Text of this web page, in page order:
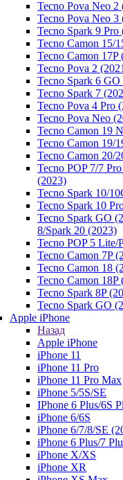
Tecno Pova Neo 2
Tecno Pova Neo 3
Tecno Spark 9 Pro
Tecno Camon 15/
Tecno Camon 17P
Tecno Pova 2
Tecno Spark 6 GO
Tecno Spark 7
Tecno Pova 4 Pro
Tecno Pova Neo
Tecno Camon 19
Tecno Camon 19/
Tecno Camon 20/
Tecno POP 7/7
(2023)
Tecno Spark 10/
Tecno Spark 10
Tecno Spark GO
8/Spark 20 (2023)
Tecno POP 5 Lite/
Tecno Camon 7P
Tecno Camon 18
Tecno Camon 18P
Tecno Spark 8P
Tecno Spark GO
Apple iPhone
Назад
Apple iPhone
iPhone 11
iPhone 11 Pro
iPhone 11 Pro Max
iPhone 5/5S/SE
IPhone 6 Plus/6S
iPhone 6/6S
iPhone 6/7/8/SE
iPhone 6 Plus/7
iPhone X/XS
iPhone XR